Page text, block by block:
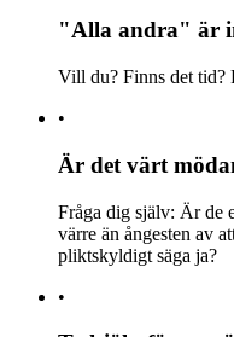
"Alla andra" är
Vill du? Finns det tid?
•
Är det värt
Fråga dig själv: Är de
värre än ångesten av
pliktskyldigt säga ja?
•